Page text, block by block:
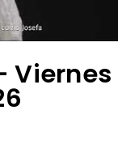
Viernes